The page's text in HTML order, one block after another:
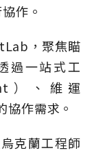
作。
，聚焦瞄
過一站式工
）、維運
協作需求。
克蘭工程師